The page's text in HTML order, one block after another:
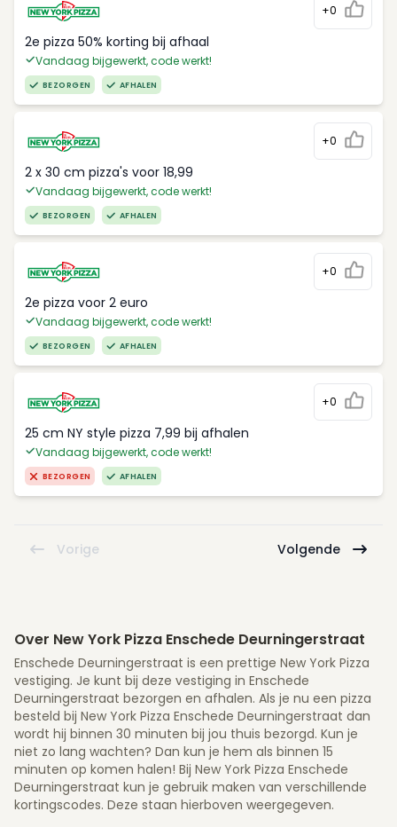
+0
2e pizza 50% korting bij afhaal
Vandaag bijgewerkt, code werkt!
BEZORGEN AFHALEN
+0
2 x 30 cm pizza's voor 18,99
Vandaag bijgewerkt, code werkt!
BEZORGEN AFHALEN
+0
2e pizza voor 2 euro
Vandaag bijgewerkt, code werkt!
BEZORGEN AFHALEN
+0
25 cm NY style pizza 7,99 bij afhalen
Vandaag bijgewerkt, code werkt!
BEZORGEN AFHALEN
Vorige Volgende
Over New York Pizza Enschede Deurningerstraat
Enschede Deurningerstraat is een prettige New York Pizza
vestiging. Je kunt bij deze vestiging in Enschede
Deurningerstraat bezorgen en afhalen. Als je nu een pizza
besteld bij New York Pizza Enschede Deurningerstraat dan
wordt hij binnen 30 minuten bij jou thuis bezorgd. Kun je
niet zo lang wachten? Dan kun je hem als binnen 15
minuten op komen halen! Bij New York Pizza Enschede
Deurningerstraat kun je gebruik maken van verschillende
kortingscodes. Deze staan hierboven weergegeven.